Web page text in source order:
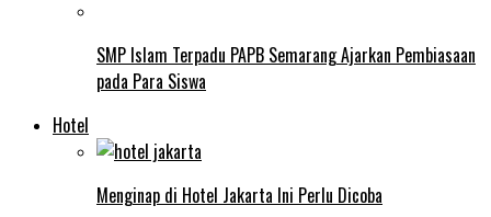
SMP Islam Terpadu PAPB Semarang Ajarkan Pembiasaan
pada Para Siswa
Hotel
Menginap di Hotel Jakarta Ini Perlu Dicoba